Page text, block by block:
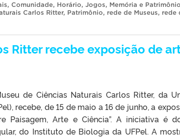
, Comunidade, Horário, Jogos, Memória e Patrimônio
Carlos Ritter, Patrimônio, rede de Museus, rede
Ritter recebe exposição de
de Ciências Naturais Carlos Ritter, da
recebe, de 15 de maio a 16 de junho, a
Paisagem, Arte e Ciência”. A iniciativa é
do Instituto de Biologia da UFPel. A